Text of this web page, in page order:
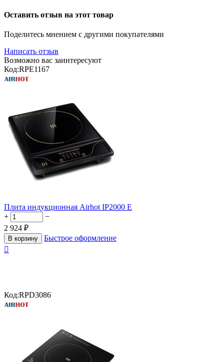
Оставить отзыв на этот товар
Поделитесь мнением с другими покупателями
Написать отзыв
Возможно вас заинтересуют
Код:RPE1167
Плита индукционная Airhot IP2000 E
+
−
2 924 ₽
В корзину
Быстрое оформление

Код:RPD3086